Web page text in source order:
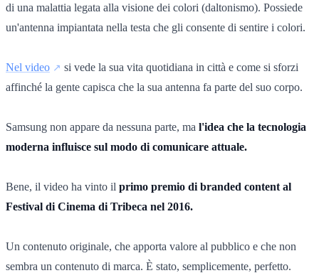
di una malattia legata alla visione dei colori (daltonismo). Possiede
un'antenna impiantata nella testa che gli consente di sentire i colori.
Nel video
si vede la sua vita quotidiana in città e come si sforzi
affinché la gente capisca che la sua antenna fa parte del suo corpo.
Samsung non appare da nessuna parte, ma l'idea che la tecnologia
moderna influisce sul modo di comunicare attuale.
Bene, il video ha vinto il primo premio di branded content al
Festival di Cinema di Tribeca nel 2016.
Un contenuto originale, che apporta valore al pubblico e che non
sembra un contenuto di marca. È stato, semplicemente, perfetto.